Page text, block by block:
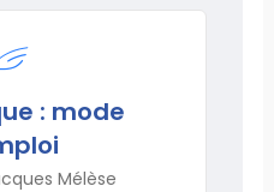
: mode
Mélèse